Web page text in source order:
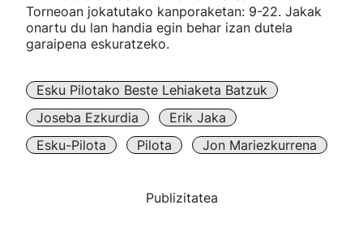
Kirol gehiago
"Helmuga"
Torneoan jokatutako kanporaketan: 9-22. Jakak
onartu du lan handia egin behar izan dutela
garaipena eskuratzeko.
Esku Pilotako Beste Lehiaketa Batzuk
Joseba Ezkurdia
Erik Jaka
Esku-Pilota
Pilota Jon Mariezkurrena
Publizitatea